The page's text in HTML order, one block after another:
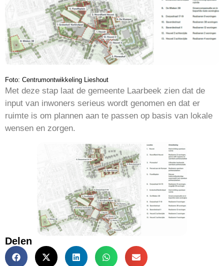
Foto: Centrumontwikkeling Lieshout
Met deze stap laat de gemeente Laarbeek zien dat de
input van inwoners serieus wordt genomen en dat er
ruimte is om plannen aan te passen op basis van lokale
wensen en zorgen.
Delen